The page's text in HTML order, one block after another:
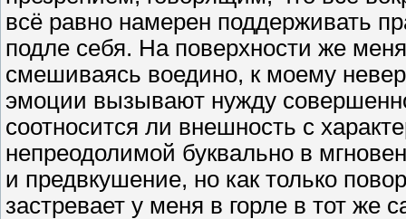
всё равно намерен поддерживать
подле себя. На поверхности же
смешиваясь воедино, к моему
эмоции вызывают нужду
соотносится ли внешность с
непреодолимой буквально в
и предвкушение, но как только
застревает у меня в горле в тот же